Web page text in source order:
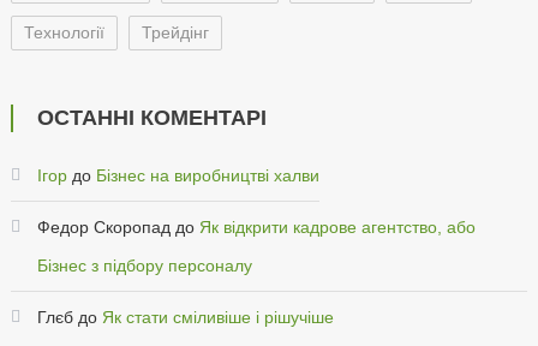
Технології Трейдінг
ОСТАННІ КОМЕНТАРІ
Ігордо Бізнес на виробництві халви
Федор Скоропаддо Як відкрити кадрове агентство, або
Бізнес з підбору персоналу
Глєбдо Як стати сміливіше і рішучіше